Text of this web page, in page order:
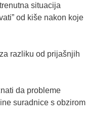
situacija
od kiše nakon koje
razliku od prijašnjih
da probleme
suradnice s obzirom